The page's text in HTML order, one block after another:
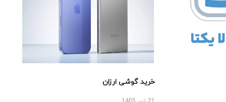
خرید گوشی ارزان